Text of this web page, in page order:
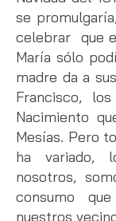
se
celebrar que
María sólo
madre da a
Francisco, los
Nacimiento
Mesías. Pero
ha variado,
nosotros,
consumo
nuestros